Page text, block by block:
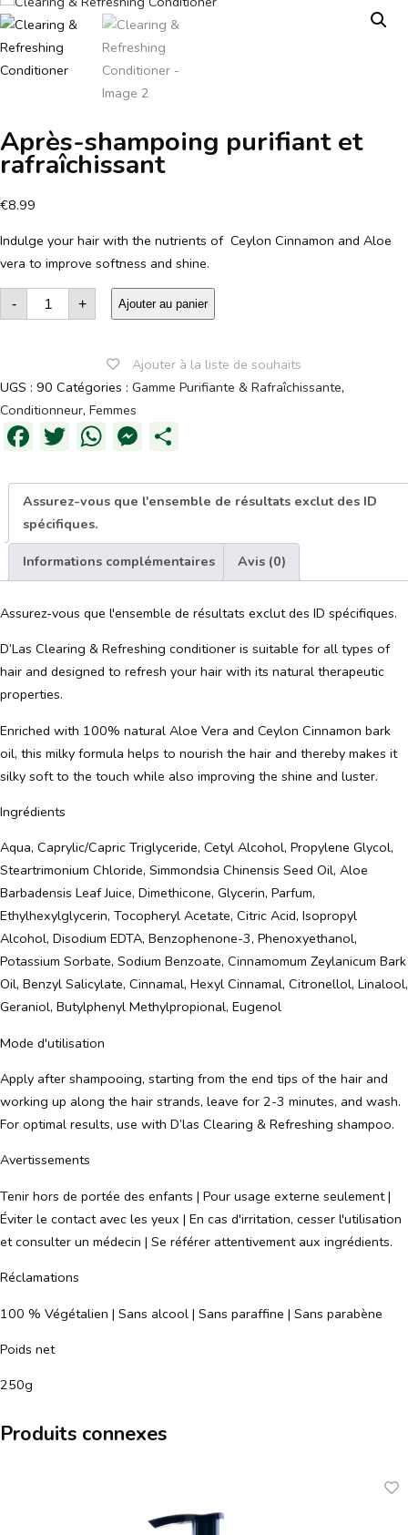
Après-shampoing purifiant et
rafraîchissant
€8.99
Indulge your hair with the nutrients of Ceylon Cinnamon and Aloe
vera to improve softness and shine.
-
quantité
Clearing
+ Ajouter au panier
Ajouter à la liste de souhaits
UGS : 90 Catégories : Gamme Purifiante & Rafraîchissante,
Conditionneur, Femmes
Facebook
Twitter
WhatsApp
Messenger
Assurez-vous que l'ensemble de résultats exclut des ID
spécifiques.
Informations complémentaires Avis (0)
Assurez-vous que l'ensemble de résultats exclut des ID spécifiques.
D’Las Clearing & Refreshing conditioner is suitable for all types of
hair and designed to refresh your hair with its natural therapeutic
properties.
Enriched with 100% natural Aloe Vera and Ceylon Cinnamon bark
oil, this milky formula helps to nourish the hair and thereby makes it
silky soft to the touch while also improving the shine and luster.
Ingrédients
Aqua, Caprylic/Capric Triglyceride, Cetyl Alcohol, Propylene Glycol,
Steartrimonium Chloride, Simmondsia Chinensis Seed Oil, Aloe
Barbadensis Leaf Juice, Dimethicone, Glycerin, Parfum,
Ethylhexylglycerin, Tocopheryl Acetate, Citric Acid, Isopropyl
Alcohol, Disodium EDTA, Benzophenone-3, Phenoxyethanol,
Potassium Sorbate, Sodium Benzoate, Cinnamomum Zeylanicum Bark
Oil, Benzyl Salicylate, Cinnamal, Hexyl Cinnamal, Citronellol, Linalool,
Geraniol, Butylphenyl Methylpropional, Eugenol
Mode d'utilisation
Apply after shampooing, starting from the end tips of the hair and
working up along the hair strands, leave for 2-3 minutes, and wash.
For optimal results, use with D’las Clearing & Refreshing shampoo.
Avertissements
Tenir hors de portée des enfants | Pour usage externe seulement |
Éviter le contact avec les yeux | En cas d'irritation, cesser l'utilisation
et consulter un médecin | Se référer attentivement aux ingrédients.
Réclamations
100 % Végétalien | Sans alcool | Sans paraffine | Sans parabène
Poids net
250g
Produits connexes